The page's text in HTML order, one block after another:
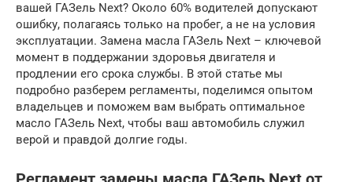
вашей ГАЗель Next? Около 60% водителей допускают
ошибку, полагаясь только на пробег, а не на условия
эксплуатации. Замена масла ГАЗель Next – ключевой
момент в поддержании здоровья двигателя и
продлении его срока службы. В этой статье мы
подробно разберем регламенты, поделимся опытом
владельцев и поможем вам выбрать оптимальное
масло ГАЗель Next, чтобы ваш автомобиль служил
верой и правдой долгие годы.